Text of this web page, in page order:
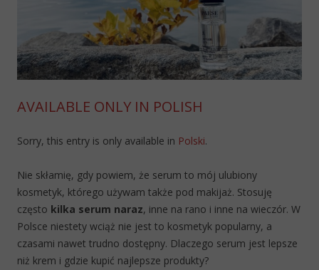
AVAILABLE ONLY IN POLISH
Sorry, this entry is only available in Polski.
Nie skłamię, gdy powiem, że serum to mój ulubiony
kosmetyk, którego używam także pod makijaż. Stosuję
często kilka serum naraz, inne na rano i inne na wieczór. W
Polsce niestety wciąż nie jest to kosmetyk popularny, a
czasami nawet trudno dostępny. Dlaczego serum jest lepsze
niż krem i gdzie kupić najlepsze produkty?